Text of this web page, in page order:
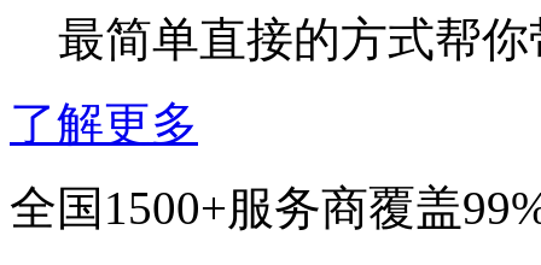
最简单直接的方式帮
了解更多
全国1500+服务商覆盖